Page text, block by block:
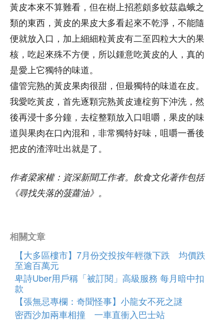
黃皮本來不算難看，但在樹上招惹頗多蚊茲蟲蛾之
類的東西，黃皮的果皮大多看起來不乾淨，不能隨
便就放入口，加上細細粒黃皮有二至四粒大大的果
核，吃起來殊不方便，所以鍾意吃黃皮的人，真的
是愛上它獨特的味道。
儘管完熟的黃皮果肉很甜，但最獨特的味道在皮。
我愛吃黃皮，首先逐顆完熟黃皮連椗剪下沖洗，然
後再浸十多分鐘，去椗整顆放入口咀嚼，果皮的味
道與果肉在口內混和，非常獨特好味，咀嚼一番後
把皮的渣滓吐出就是了。
作者梁家權：資深新聞工作者。飲食文化著作包括
《尋找失落的菠蘿油》。
相關文章
【大多區樓市】7月份交投按年輕微下跌 均價跌
至逾百萬元
卑詩Uber用戶稱「被訂閱」高級服務 每月暗中扣
款
【張無忌專欄：奇聞怪事】小龍女不死之謎
密西沙加兩車相撞 一車直衝入巴士站